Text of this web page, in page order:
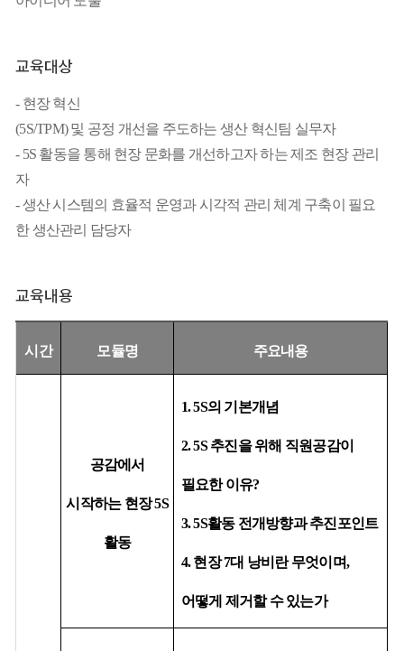
교육대상
- 현장 혁신
(5S/TPM) 및 공정 개선을 주도하는 생산 혁신팀 실무자
- 5S 활동을 통해 현장 문화를 개선하고자 하는 제조 현장 관리
자
- 생산 시스템의 효율적 운영과 시각적 관리 체계 구축이 필요
한 생산관리 담당자
교육내용
시간 모듈명 주요내용
공감에서
시작하는 현장5S
활동
1. 5S의 기본개념
2. 5S추진을 위해 직원공감이
필요한 이유?
3. 5S활동 전개방향과 추진포인트
4.현장7대 낭비란무엇이며,
어떻게 제거할 수 있는가